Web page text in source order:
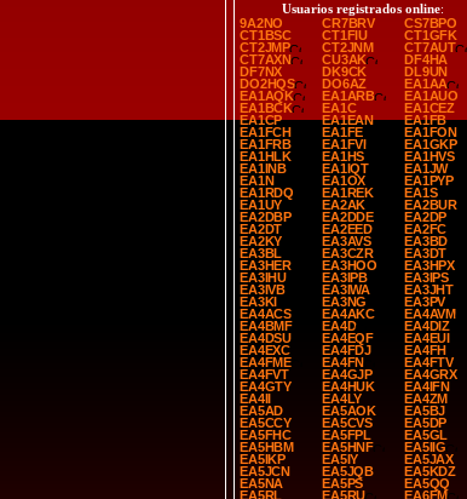
Usuarios registrados online:
9A2NO
CR7BRV
CS7BPO
CT1BSC
CT1FIU
CT1GFK
CT2JMP
CT2JNM
CT7AUT
CT7AXN
CU3AK
DF4HA
DF7NX
DK9CK
DL9UN
DO2HQS
DO6AZ
EA1AA
EA1AQK
EA1ARB
EA1AUO
EA1BCK
EA1C
EA1CEZ
EA1CP
EA1EAN
EA1FB
EA1FCH
EA1FE
EA1FON
EA1FRB
EA1FVI
EA1GKP
EA1HLK
EA1HS
EA1HVS
EA1INB
EA1IQT
EA1JW
EA1N
EA1OX
EA1PYP
EA1RDQ
EA1REK
EA1S
EA1UY
EA2AK
EA2BUR
EA2DBP
EA2DDE
EA2DP
EA2DT
EA2EED
EA2FC
EA2KY
EA3AVS
EA3BD
EA3BL
EA3CZR
EA3DT
EA3HER
EA3HOO
EA3HPX
EA3IHU
EA3IPB
EA3IPS
EA3IVB
EA3IWA
EA3JHT
EA3KI
EA3NG
EA3PV
EA4ACS
EA4AKC
EA4AVM
EA4BMF
EA4D
EA4DIZ
EA4DSU
EA4EQF
EA4EUI
EA4EXC
EA4FDJ
EA4FH
EA4FME
EA4FN
EA4FTV
EA4FVT
EA4GJP
EA4GRX
EA4GTY
EA4HUK
EA4IFN
EA4II
EA4LY
EA4ZM
EA5AD
EA5AOK
EA5BJ
EA5CCY
EA5CVS
EA5DP
EA5FHC
EA5FPL
EA5GL
EA5HBM
EA5HNF
EA5IIG
EA5IKP
EA5IY
EA5JAX
EA5JCN
EA5JQB
EA5KDZ
EA5NA
EA5PS
EA5QQ
EA5RL
EA5RU
EA6FM